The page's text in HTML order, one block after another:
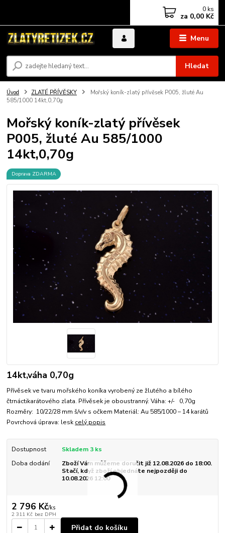
Menu
Hledat
0 ks
za 0,00 Kč
Úvod ZLATÉ PŘÍVĚSKY
Mořský koník-zlatý přívěsek P005, žluté Au
585/1000 14kt,0,70g
Mořský koník-zlatý přívěsek
P005, žluté Au 585/1000
14kt,0,70g
Doprava ZDARMA
14kt,váha 0,70g
Přívěsek ve tvaru mořského koníka vyrobený ze žlutého a bílého
čtrnáctikarátového zlata. Přívěsek je oboustranný. Váha: +/- 0,70g
Rozměry: 10/22/28 mm š/v/v s očkem Materiál: Au 585/1000 – 14 karátů
Povrchová úprava: lesk celý popis
Dostupnost
Skladem 3 ks
Doba dodání
Zboží Vám můžeme doručit již 12.08.2026 do 18:00.
Stačí, když zboží objednáte nejpozději do
10.08.2026 12:00
2 796 Kč/ks
2 311 Kč bez DPH
Přidat do košíku